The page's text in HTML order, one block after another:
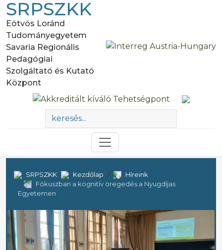
SRPSZKK
Eötvös Loránd
Tudományegyetem
Savaria Regionális
Pedagógiai
Szolgáltató és Kutató
Központ
SRPSZKK Kezdőlap
Híreink
Fókuszban a kognitív öregedés a Nyugdíjas
Egyetemen